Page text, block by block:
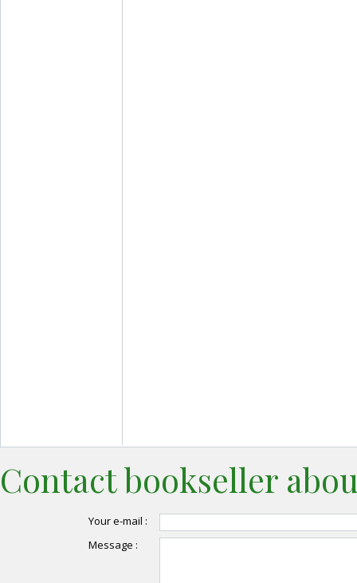
Contact bookseller
Your e-mail :
Message :